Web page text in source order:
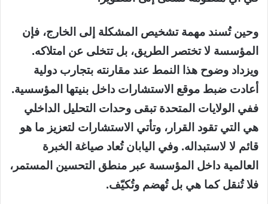
وحين تُسند مهمة تشخيص المشكلة إلى الخارج، فإن
المؤسسة لا تختصر الطريق، بل تتخلى عن امتلاكه.
ويزداد وضوح هذا النمط عند مقارنته بتجارب دولية
أعادت ضبط موقع الاستشارات داخل بنيتها المؤسسية.
ففي الولايات المتحدة تبقى وحدات التحليل الداخلي
هي التي تقود القرار، وتأتي الاستشارات لتعزيز ما هو
قائم لا لاستبداله. وفي اليابان تُعاد صياغة الخبرة
العالمية داخل المؤسسة عبر منطق التحسين المستمر،
فلا تُنقل كما هي بل تُهضم وتُكيّف.